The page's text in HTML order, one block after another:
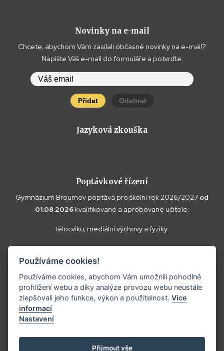
Novinky na e-mail
Chcete, abychom Vám zasílali občasné novinky na e-mail?
Napište Váš e-mail do formuláře a potvrďte.
Přidat Odebrat
Jazyková zkouška
Poptávkové řízení
Gymnázium Broumov poptává pro školní rok 2026/2027 od
01.08.2026 kvalifikované a aprobované učitele:
tělocviku, mediální výchovy a fyziky.
Vaše doplňující dotazy k poptávce a případné nabídky zasílejte
prosím nareditel@gybroumov.cz
Tvorba webových stránek:
Copyright ©2025
Používáme cookies!
Používáme cookies, abychom Vám umožnili pohodlné
prohlížení webu a díky analýze provozu webu neustále
zlepšovali jeho funkce, výkon a použitelnost.Více
informací
Nastavení
Přijmout vše